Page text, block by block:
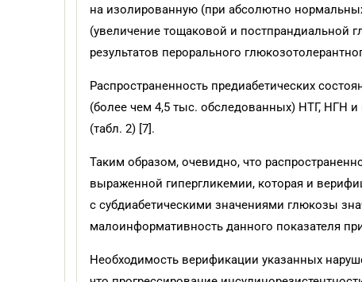
на изолированную (при абсолютно
(увеличение тощаковой и постпрандиальной
результатов перорального
Распространенность предиабетических
(более чем 4,5 тыс. обследованных) НТГ, НГН
(табл. 2) [7].
Таким образом, очевидно, что
выраженной гипергликемии, которая и
с субдиабетическими значениями глюкозы
малоинформативность данного показателя
Необходимость верификации указанных